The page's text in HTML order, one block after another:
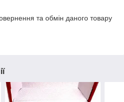
та обмін даного товару